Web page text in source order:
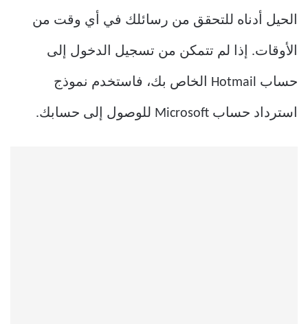
الحيل أدناه للتحقق من رسائلك في أي وقت من
الأوقات. إذا لم تتمكن من تسجيل الدخول إلى
حساب Hotmail الخاص بك، فاستخدم نموذج
استرداد حساب Microsoft للوصول إلى حسابك.